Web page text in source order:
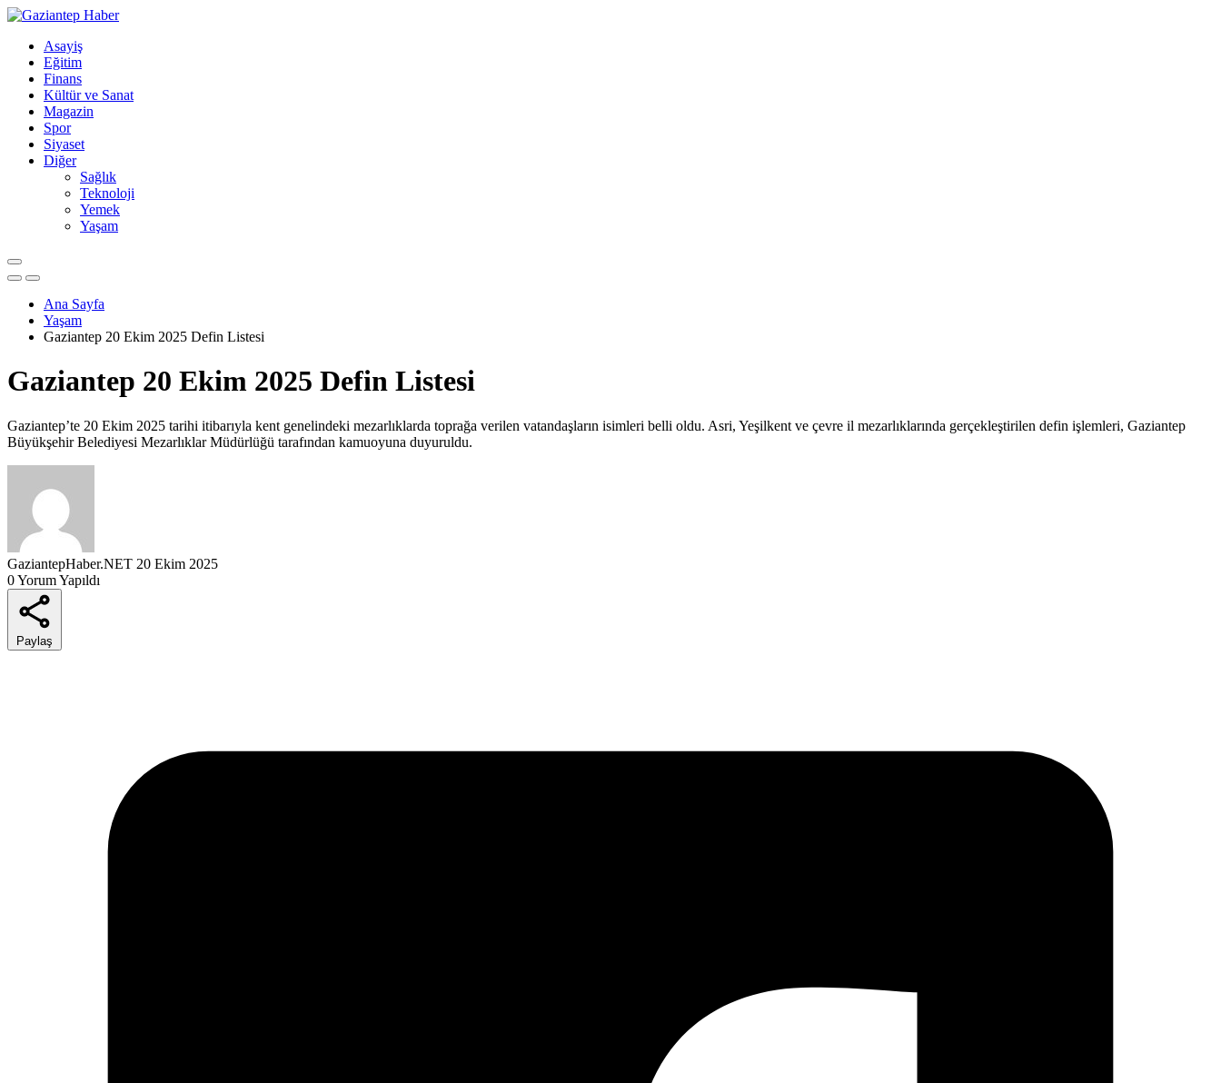
Asayiş
Eğitim
Finans
Kültür ve Sanat
Magazin
Spor
Siyaset
Diğer
Sağlık
Teknoloji
Yemek
Yaşam
Ana Sayfa
Yaşam
Gaziantep 20 Ekim 2025 Defin Listesi
Gaziantep 20 Ekim 2025 Defin Listesi
Gaziantep’te 20 Ekim 2025 tarihi itibarıyla kent genelindeki mezarlıklarda toprağa verilen vatandaşların isimleri belli oldu. Asri, Yeşilkent ve çevre il mezarlıklarında gerçekleştirilen defin işlemleri, Gaziantep
Büyükşehir Belediyesi Mezarlıklar Müdürlüğü tarafından kamuoyuna duyuruldu.
GaziantepHaber.NET 20 Ekim 2025
0 Yorum Yapıldı
Paylaş